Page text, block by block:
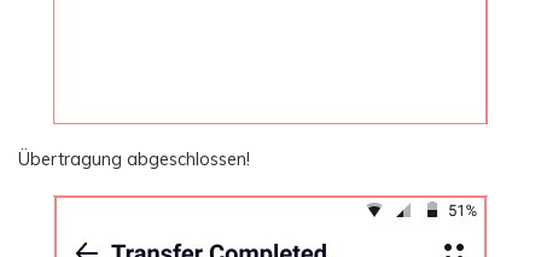
Übertragung abgeschlossen!